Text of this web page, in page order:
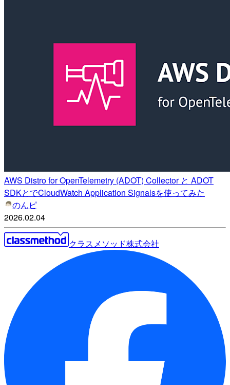
AWS Distro for OpenTelemetry (ADOT) Collector と ADOT
SDKとでCloudWatch Application Signalsを使ってみた
のんピ
2026.02.04
クラスメソッド株式会社